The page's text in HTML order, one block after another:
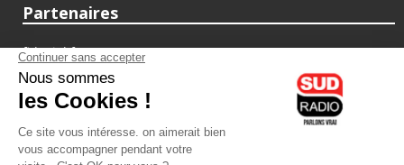
Partenaires
fiducial.fr
lyoncapitale.fr
olympique-et-lyonnais.com
L'application Iphone / Android